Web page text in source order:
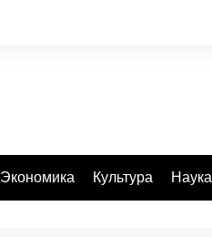
Экономика Культура Наука